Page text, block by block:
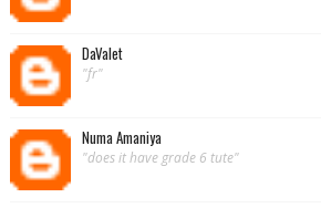
DaValet
"fr"
Numa Amaniya
"does it have grade 6 tute"